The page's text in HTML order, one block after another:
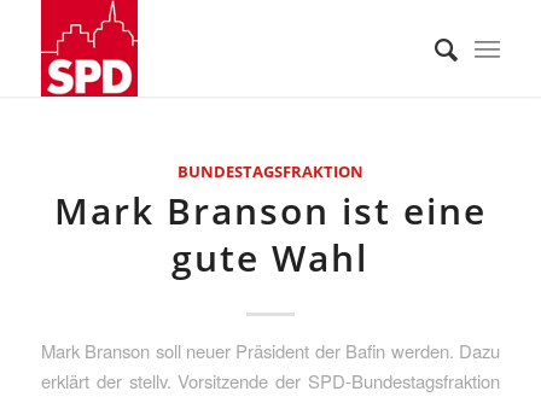
BUNDESTAGSFRAKTION
Mark Branson ist eine
gute Wahl
Mark Branson soll neuer Präsident der Bafin werden. Dazu
erklärt der stellv. Vorsitzende der SPD-Bundestagsfraktion